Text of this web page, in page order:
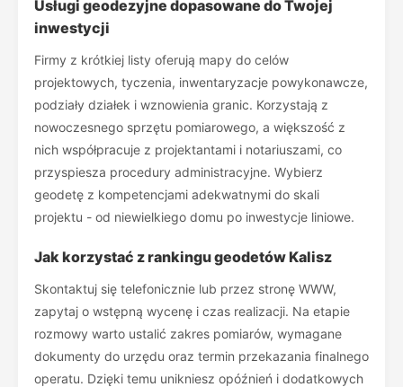
Usługi geodezyjne dopasowane do Twojej
inwestycji
Firmy z krótkiej listy oferują mapy do celów
projektowych, tyczenia, inwentaryzacje powykonawcze,
podziały działek i wznowienia granic. Korzystają z
nowoczesnego sprzętu pomiarowego, a większość z
nich współpracuje z projektantami i notariuszami, co
przyspiesza procedury administracyjne. Wybierz
geodetę z kompetencjami adekwatnymi do skali
projektu - od niewielkiego domu po inwestycje liniowe.
Jak korzystać z rankingu geodetów Kalisz
Skontaktuj się telefonicznie lub przez stronę WWW,
zapytaj o wstępną wycenę i czas realizacji. Na etapie
rozmowy warto ustalić zakres pomiarów, wymagane
dokumenty do urzędu oraz termin przekazania finalnego
operatu. Dzięki temu unikniesz opóźnień i dodatkowych